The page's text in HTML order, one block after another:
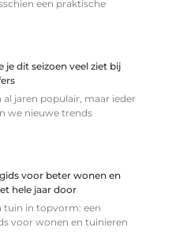
een praktische
je dit seizoen veel ziet bij
al jaren populair, maar ieder
we nieuwe trends
voor beter wonen en
hele jaar door
tuin in topvorm: een
voor wonen en tuinieren